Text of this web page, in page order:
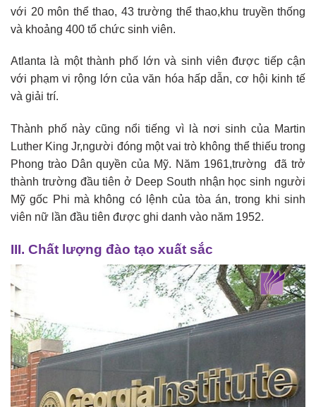
với 20 môn thể thao, 43 trường thể thao,khu truyền thống
và khoảng 400 tổ chức sinh viên.
Atlanta là một thành phố lớn và sinh viên được tiếp cận
với phạm vi rộng lớn của văn hóa hấp dẫn, cơ hội kinh tế
và giải trí.
Thành phố này cũng nổi tiếng vì là nơi sinh của Martin
Luther King Jr,người đóng một vai trò không thể thiếu trong
Phong trào Dân quyền của Mỹ. Năm 1961,trường đã trở
thành trường đầu tiên ở Deep South nhận học sinh người
Mỹ gốc Phi mà không có lệnh của tòa án, trong khi sinh
viên nữ lần đầu tiên được ghi danh vào năm 1952.
III. Chất lượng đào tạo xuất sắc